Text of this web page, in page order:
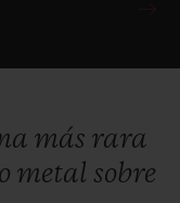
más rara
metal sobre